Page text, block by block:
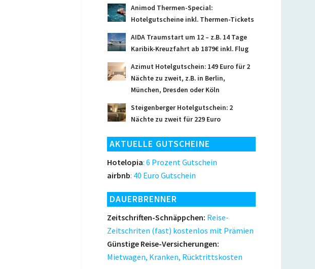
Animod Thermen-Special:
Hotelgutscheine inkl. Thermen-Tickets
AIDA Traumstart um 12 – z.B. 14 Tage
Karibik-Kreuzfahrt ab 1879€ inkl. Flug
Azimut Hotelgutschein: 149 Euro für 2
Nächte zu zweit, z.B. in Berlin,
München, Dresden oder Köln
Steigenberger Hotelgutschein: 2
Nächte zu zweit für 229 Euro
AKTUELLE GUTSCHEINE
Hotelopia: 6 Prozent Gutschein
airbnb: 40 Euro Gutschein
DAUERBRENNER
Zeitschriften-Schnäppchen: Reise-
Zeitschriten (fast) kostenlos mit Prämien
Günstige Reise-Versicherungen:
Mietwagen, Kranken, Rücktrittskosten